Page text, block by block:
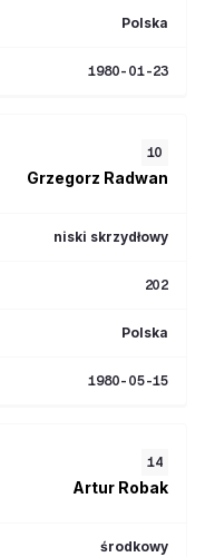
Polska
1980-01-23
10
Grzegorz Radwan
niski skrzydłowy
202
Polska
1980-05-15
14
Artur Robak
środkowy